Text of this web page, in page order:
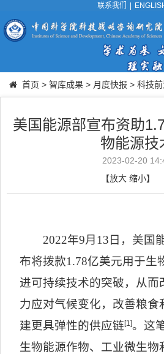
联系我们
首页 > 智库成果 > 月度快报 > 科技
美国能源部宣布资助
物能源技
2023-02-20
【放大 缩小】
2022年9月 13 日，美国
布将拨款1.78亿美元用于生
进可持续技术的突破，从而
力应对气候变化，改善粮食
建更具弹性的供应链[1]。这
生物能源作物、工业微生物